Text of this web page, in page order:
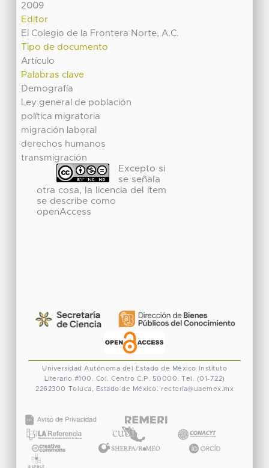
2009
Editor
El Colegio de la Frontera Norte, A.C.
Tipo de documento
Artículo
Palabras clave
Demografía
Ley general de población
política migratoria
migración laboral
derechos humanos
transmigración
Excepto si
se señala
otra cosa, la licencia del ítem
se describe como
openAccess
Universidad Autónoma del Estado de México
Instituto
Literario #100. Col. Centro C.P. 50000. Tel. (01-722)
2262300
Toluca, Estado de México. rectoria@uaemex.mx